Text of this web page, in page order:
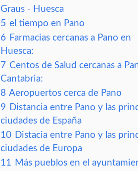
Graus - Huesca
5 el tiempo en Pano
6 Farmacias cercanas a Pano en
Huesca:
7 Centos de Salud cercanas a
Cantabria:
8 Aeropuertos cerca de Pano
9 Distancia entre Pano y las
ciudades de España
10 Distacia entre Pano y las
ciudades de Europa
11 Más pueblos en el